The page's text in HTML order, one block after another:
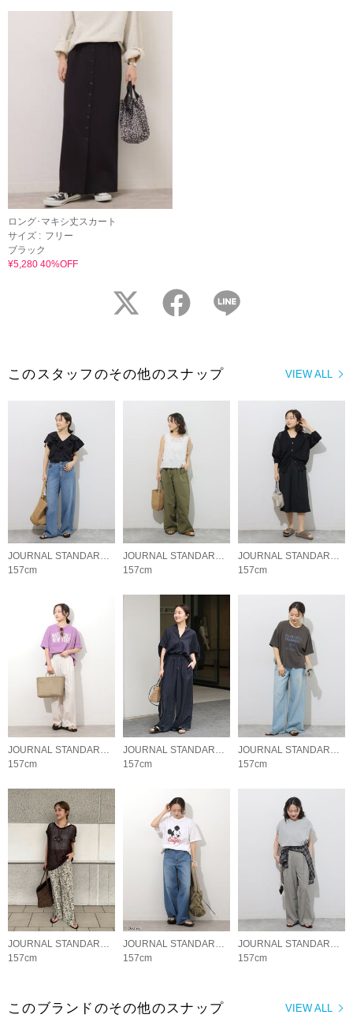
ロング･マキシ丈スカート
サイズ : フリー
ブラック
¥5,280 40%OFF
twitter facebook
VIEW ALL
このスタッフのその他のスナップ
JOURNAL STANDARD relume LADYS
157cm
JOURNAL STANDARD relume LADYS
157cm
JOURNAL STANDARD relume LADYS
157cm
JOURNAL STANDARD relume LADYS
157cm
JOURNAL STANDARD relume LADYS
157cm
JOURNAL STANDARD relume LADYS
157cm
JOURNAL STANDARD relume LADYS
157cm
JOURNAL STANDARD relume LADYS
157cm
JOURNAL STANDARD relume LADYS
157cm
VIEW ALL
このブランドのその他のスナップ